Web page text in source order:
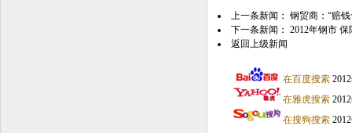
上一条新闻： 钢贸商：“赔
下一条新闻： 2012年钢市 保
返回上级新闻
在百度搜索
在雅虎搜索
在搜狗搜索